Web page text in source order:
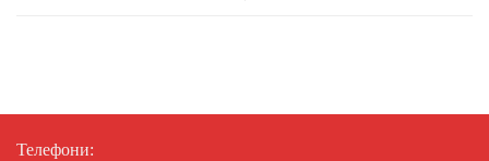
Телефони: